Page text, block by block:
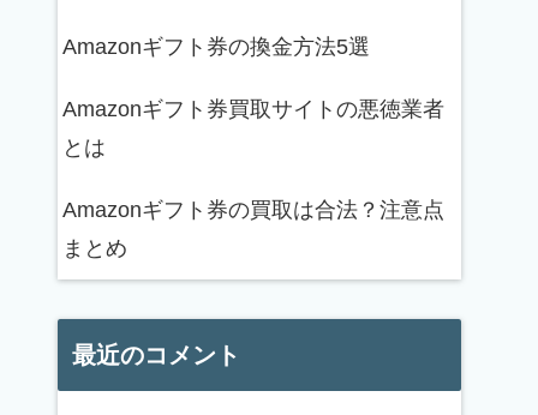
Amazonギフト券の換金方法5選
Amazonギフト券買取サイトの悪徳業者
とは
Amazonギフト券の買取は合法？注意点
まとめ
最近のコメント